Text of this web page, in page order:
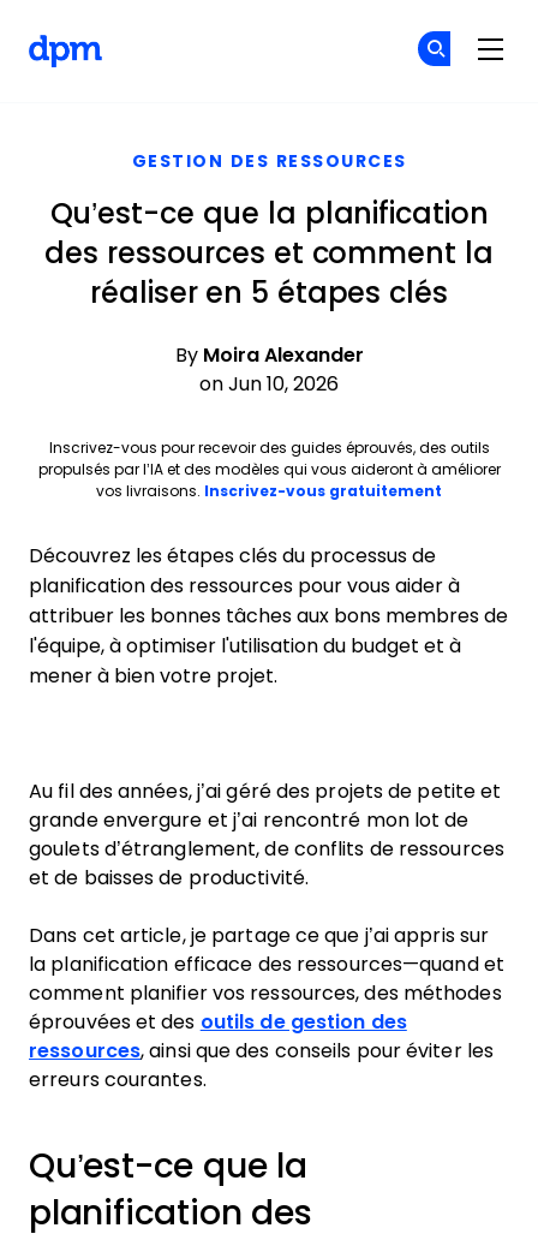
GESTION DES RESSOURCES
Qu’est-ce que la planification
des ressources et comment la
réaliser en 5 étapes clés
By Moira Alexander
on Jun 10, 2026
Inscrivez-vous pour recevoir des guides éprouvés, des outils
propulsés par l’IA et des modèles qui vous aideront à améliorer
vos livraisons. Inscrivez-vous gratuitement
Découvrez les étapes clés du processus de
planification des ressources pour vous aider à
attribuer les bonnes tâches aux bons membres de
l'équipe, à optimiser l'utilisation du budget et à
mener à bien votre projet.
Au fil des années, j’ai géré des projets de petite et
grande envergure et j’ai rencontré mon lot de
goulets d’étranglement, de conflits de ressources
et de baisses de productivité.
Dans cet article, je partage ce que j’ai appris sur
la planification efficace des ressources—quand et
comment planifier vos ressources, des méthodes
éprouvées et des outils de gestion des
ressources, ainsi que des conseils pour éviter les
erreurs courantes.
Qu’est-ce que la
planification des